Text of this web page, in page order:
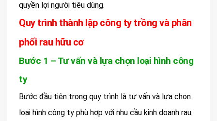
quyền lợi người tiêu dùng.
Quy trình thành lập công ty trồng và phân
phối rau hữu cơ
Bước 1 – Tư vấn và lựa chọn loại hình công
ty
Bước đầu tiên trong quy trình là tư vấn và lựa chọn
loại hình công ty phù hợp với nhu cầu kinh doanh rau